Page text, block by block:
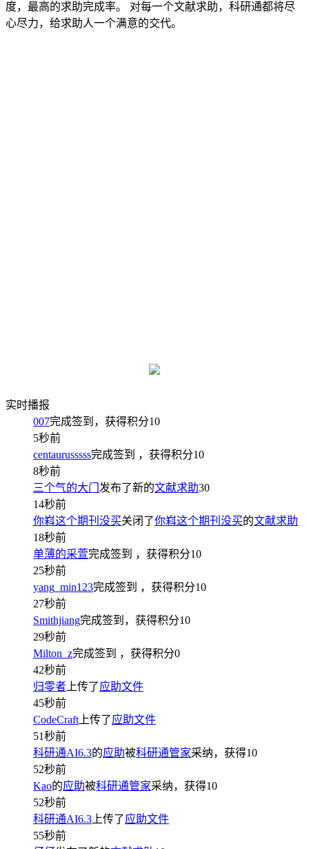
度，最高的求助完成率。 对每一个文献求助，科研通都将尽
心尽力，给求助人一个满意的交代。
实时播报
007完成签到，获得积分10
5秒前
centaurusssss完成签到 ，获得积分10
8秒前
三个气的大门 发布了新的文献求助30
14秒前
你嵙这个期刊没买关闭了你嵙这个期刊没买的文献求助
18秒前
单薄的采萱完成签到 ，获得积分10
25秒前
yang_min123完成签到 ，获得积分10
27秒前
Smithjiang完成签到，获得积分10
29秒前
Milton_z完成签到 ，获得积分0
42秒前
归零者上传了 应助文件
45秒前
CodeCraft上传了 应助文件
51秒前
科研通AI6.3的应助被科研通管家采纳，获得10
52秒前
Kao的应助被科研通管家采纳，获得10
52秒前
科研通AI6.3上传了 应助文件
55秒前